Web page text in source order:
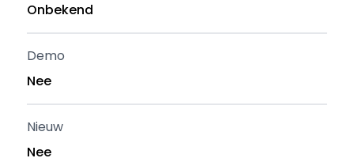
Onbekend
Demo
Nee
Nieuw
Nee